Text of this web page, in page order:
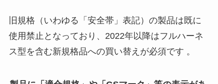
旧規格（いわゆる「安全帯」表記）の製品は既に
使用禁止となっており、2022年以降はフルハーネ
ス型を含む新規格品への買い替えが必須です 。